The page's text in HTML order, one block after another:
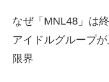
なぜ「MNL48」は
アイドルグループ
限界